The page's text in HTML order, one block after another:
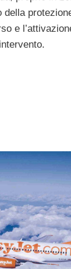
della
e